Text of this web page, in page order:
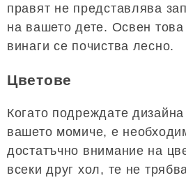
правят не представлява
на вашето дете. Освен това
винаги се почиства лесно.
Цветове
Когато подреждате дизайна
вашето момиче, е
достатъчно внимание на
всеки друг хол, те не